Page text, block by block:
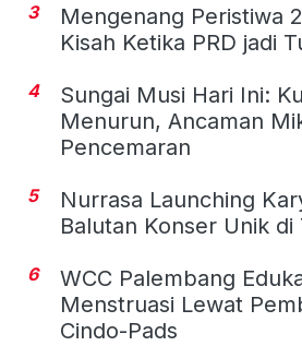
3
Mengenang Peristiwa
Kisah Ketika PRD jadi
4
Sungai Musi Hari Ini:
Menurun, Ancaman
Pencemaran
5
Nurrasa Launching
Balutan Konser Unik di
6
WCC Palembang
Menstruasi Lewat
Cindo-Pads